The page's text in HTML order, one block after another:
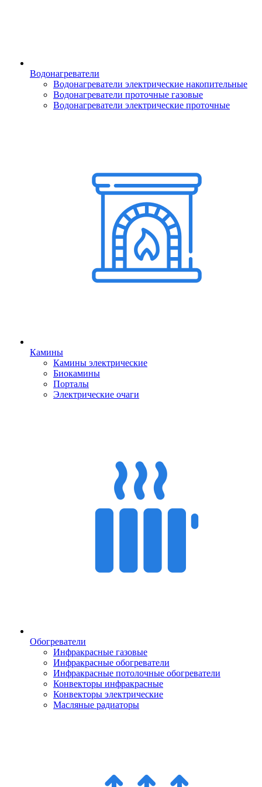
Водонагреватели
Водонагреватели электрические накопительные
Водонагреватели проточные газовые
Водонагреватели электрические проточные
Камины
Камины электрические
Биокамины
Порталы
Электрические очаги
Обогреватели
Инфракрасные газовые
Инфракрасные обогреватели
Инфракрасные потолочные обогреватели
Конвекторы инфракрасные
Конвекторы электрические
Масляные радиаторы